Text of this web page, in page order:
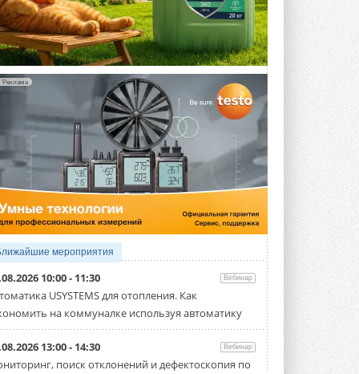
Для Арктики создали
технологию защиты
ветрогенераторов от аварий
Разработка учитывает влияние
мерзлоты, обледенения и снеговых ...
6 АВГУСТА 2026
Гибридный тепловой насос PV/T
с одним общим испарителем
Исследователи предложили
конструкцию двухисточникового ...
5 АВГУСТА 2026
21-й ежегодный форум
«ЦОД-2026»
Мероприятие пройдет 2-3 сентября в
отеле Radisson Slavyanskaya. Форум
посетит более двух тысяч участников ...
5 АВГУСТА 2026
Китайская Shenling представила
линейку тепловых насосов
«воздух-вода» на R290
Серия ThermaX R290 All-In-One
включает три модели ...
Реклама
мероприятия
10:00 - 11:30 Вебинар
USYSTEMS для отопления. Как
на коммуналке используя автоматику
13:00 - 14:30 Вебинар
поиск отклонений и дефектоскопия по